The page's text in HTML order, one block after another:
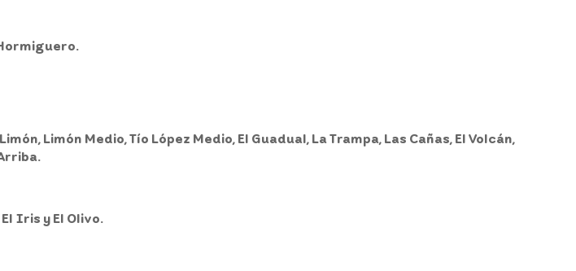
Limón Medio, Tío López Medio, El Guadual, La Trampa, Las Cañas, El Volcán,
Iris y El Olivo.